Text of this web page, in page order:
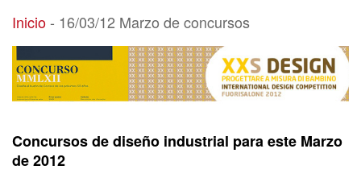
16/03/12 Marzo de concursos
Inicio- 16/03/12 Marzo de concursos
Concursos de diseño industrial para este Marzo
de 2012